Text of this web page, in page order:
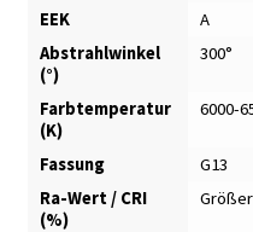
EEK
A
Abstrahlwinkel
(°)
300°
Farbtemperatur
(K)
6000-
Fassung
G13
Ra-Wert / CRI
(%)